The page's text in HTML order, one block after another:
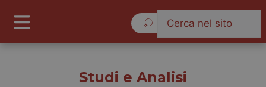
Studi e Analisi